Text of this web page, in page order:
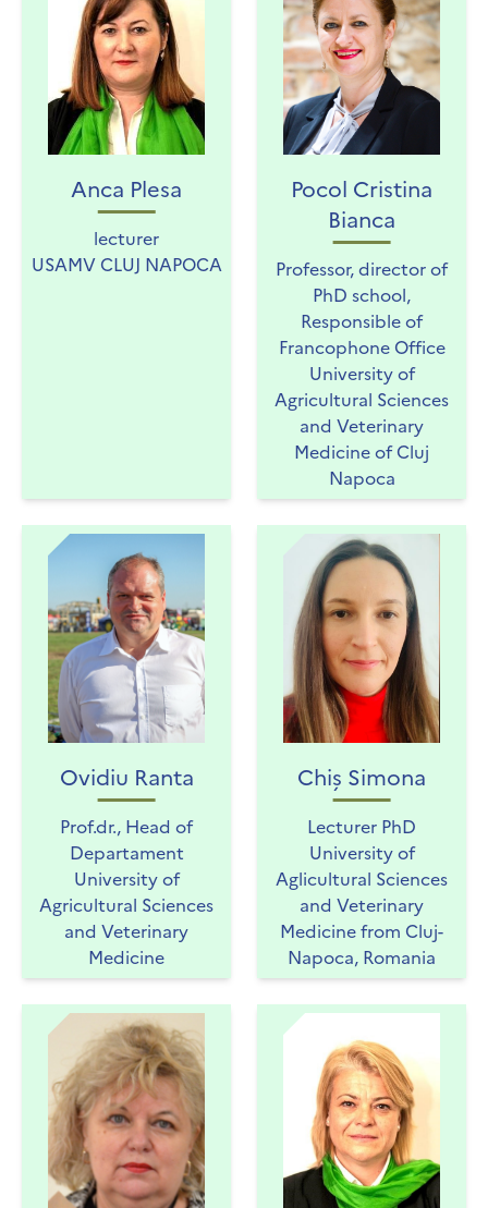
Anca Plesa
lecturer
USAMV CLUJ NAPOCA
Pocol Cristina
Bianca
Professor, director of
PhD school,
Responsible of
Francophone Office
University of
Agricultural Sciences
and Veterinary
Medicine of Cluj
Napoca
Ovidiu Ranta
Prof.dr., Head of
Departament
University of
Agricultural Sciences
and Veterinary
Medicine
Chiș Simona
Lecturer PhD
University of
Aglicultural Sciences
and Veterinary
Medicine from Cluj-
Napoca, Romania